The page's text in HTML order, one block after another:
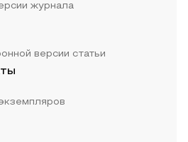
журнала
версии статьи